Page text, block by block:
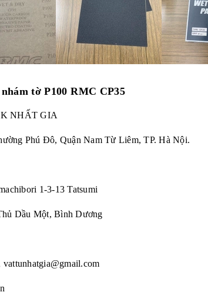
tờ P100 RMC CP35
NHẤT GIA
Phú Đô, Quận Nam Từ Liêm, TP. Hà Nội.
1-3-13 Tatsumi
Dầu Một, Bình Dương